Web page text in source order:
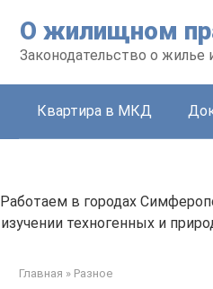
О жилищном
Законодательство о жилье
Квартира в МКД
Работаем в городах
изучении техногенных и
Главная » Разное